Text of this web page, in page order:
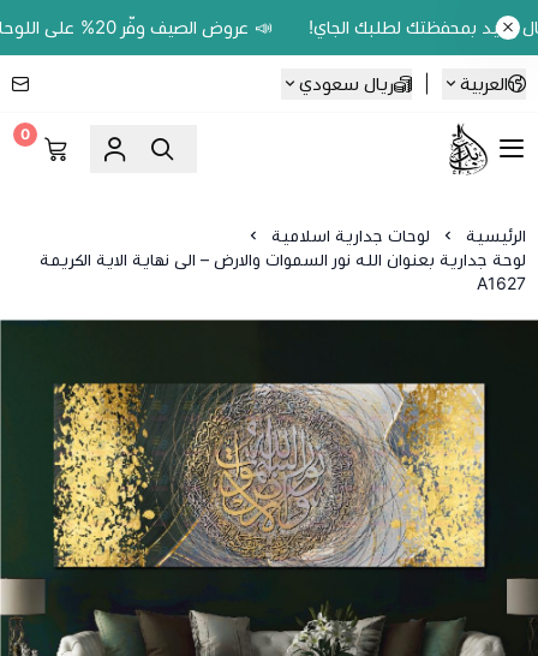
📣 عروض الصيف وفّر 20% على اللوحات الحين.. واكسب 200 ريال رصيد بمحفظتك لطلبك الجاي!
العربية ريال سعودي
Ebbdaa art
0
الرئيسية
لوحات جدارية اسلامية
لوحة جدارية بعنوان الله نور السموات والارض – الى نهاية الاية الكريمة
A1627